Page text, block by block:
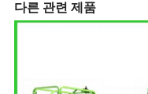
다른 관련 제품